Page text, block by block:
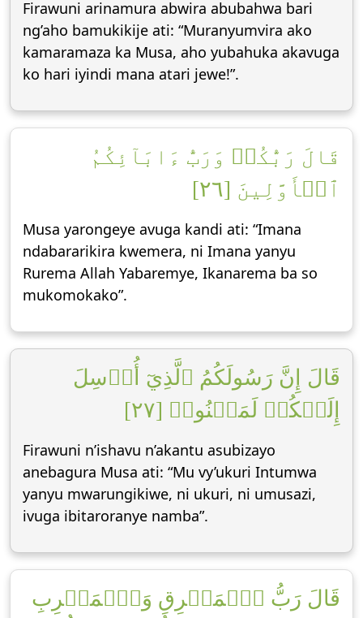
Firawuni arinamura abwira abubahwa bari
ng’aho bamukikije ati: “Muranyumvira ako
kamaramaza ka Musa, aho yubahuka akavuga
ko hari iyindi mana atari jewe!”.
قَالَ رَبُّكُمۡ وَرَبُّ ءَابَآئِكُمُ
ٱلۡأَوَّلِينَ [٢٦]
Musa yarongeye avuga kandi ati: “Imana
ndabararikira kwemera, ni Imana yanyu
Rurema Allah Yabaremye, Ikanarema ba so
mukomokako”.
قَالَ إِنَّ رَسُولَكُمُ ٱلَّذِيٓ أُرۡسِلَ
إِلَيۡكُمۡ لَمَجۡنُونٞ [٢٧]
Firawuni n’ishavu n’akantu asubizayo
anebagura Musa ati: “Mu vy’ukuri Intumwa
yanyu mwarungikiwe, ni ukuri, ni umusazi,
ivuga ibitaroranye namba”.
قَالَ رَبُّ ٱلۡمَشۡرِقِ وَٱلۡمَغۡرِبِ